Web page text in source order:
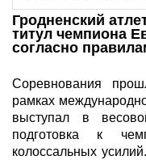
Гродненский
титул чемпиона
согласно
Соревнования
рамках
выступал в
подготовка к
колоссальных